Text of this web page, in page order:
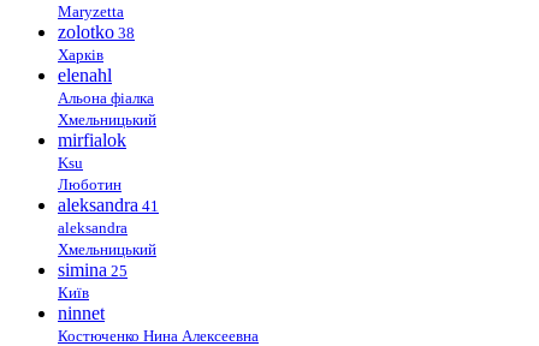
Maryzetta
zolotko 38
Харків
elenahl
Альона фіалка
Хмельницький
mirfialok
Ksu
Люботин
aleksandra 41
aleksandra
Хмельницький
simina 25
Київ
ninnet
Костюченко Нина Алексеевна